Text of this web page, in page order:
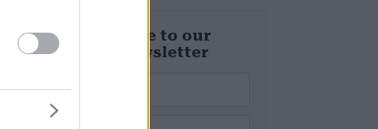
Subscribe to our
daily newsletter